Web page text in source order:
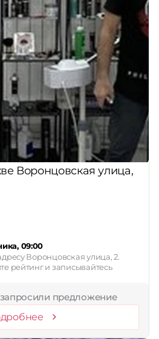
Воронцовская улица,
09:00
Воронцовская улица, 2.
рейтинг и записывайтесь
предложение